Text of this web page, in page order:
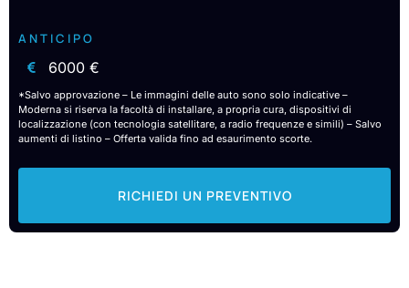
ANTICIPO
6000 €
*Salvo approvazione – Le immagini delle auto sono solo indicative –
Moderna si riserva la facoltà di installare, a propria cura, dispositivi di
localizzazione (con tecnologia satellitare, a radio frequenze e simili) – Salvo
aumenti di listino – Offerta valida fino ad esaurimento scorte.
RICHIEDI UN PREVENTIVO